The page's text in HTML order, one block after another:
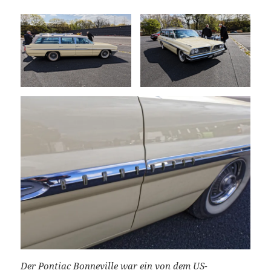
Der Pontiac Bonneville war ein von dem US-